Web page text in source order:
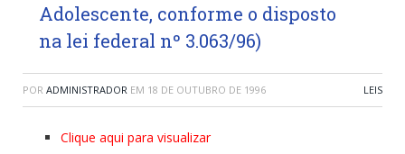
Adolescente, conforme o disposto
na lei federal nº 3.063/96)
POR ADMINISTRADOR EM 18 DE OUTUBRO DE 1996 LEIS
Clique aqui para visualizar